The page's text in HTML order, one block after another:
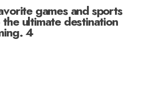
games and sports
ultimate destination
4